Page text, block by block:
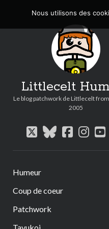
Littlecelt
Le blog patchwork de Littlecelt
2005
twitterbluesky
Humeur
Coup de coeur
Patchwork
Nous utilisons des